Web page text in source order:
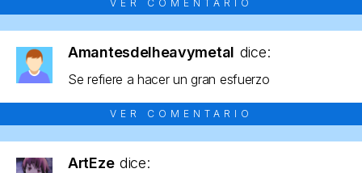
VER COMENTARIO
Amantesdelheavymetal dice:
Se refiere a hacer un gran esfuerzo
VER COMENTARIO
ArtEze dice: